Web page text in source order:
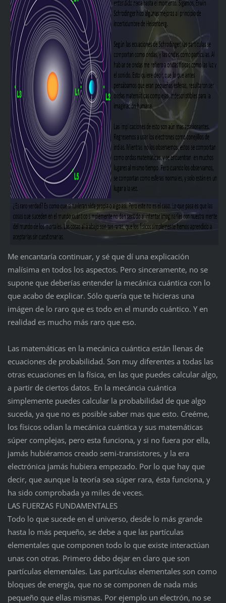
Me encantaría continuar, y sé que dí una explicación
malísima en todos los aspectos. Pero sinceramente, no se
supone que deberías entender la mecánica cuántica con lo
que acabo de explicar. Sólo quería que te hicieras una
imágen de lo raro que es todo en el mundo cuántico. Y en
realidad es mucho más raro que eso.
Las matemáticas en la mecánica cuántica están llenas de
ecuaciones de probabilidad. Son muy diferentes a todas las
otras ecuaciones en la física, en las que puedes calcular algo,
a partir de ciertos datos. En la mecáncia cuántica
simplemente puedes calcular la probabilidad de que algo
suceda, ya que no es posible saber mas que esto. Creéme,
los físicos odian la mecánica cuántica y sus matemáticas
súper complejas, pero esta funciona, y si no fuera por ella,
jamás hubiéramos creado semi-transistores, y la era
electrónica jamás hubiera empezado. Por lo que hay que
decir, que aunque la teoría sea súper rara, ésta funciona, y
ha sido comprobada ya miles de veces.
LAS FUERZAS FUNDAMENTALES
Todo lo que sucede en el universo, desde lo más grande
hasta lo más pequeño, se debe a que las partículas
elementales que componen todo lo que existe interactúan
unas con otras. Primero debo dejar en claro que son
partículas elementales. Las partículas elementales son como
bloques de energía, que no se componen de nada más
pequeño que ellas mismas. Por ejemplo un electrón, no se